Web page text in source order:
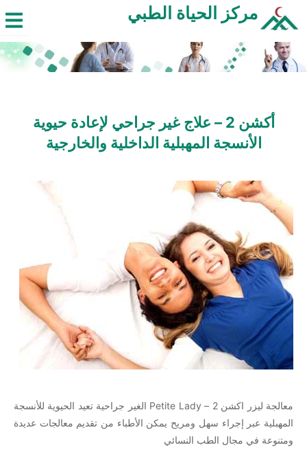
المحتوى
مركز الحياة الطبي
أكشن 2 – علاج غير جراحي لإعادة حيوية
الأنسجة المهبلية الداخلية والخارجية
معالجة ليزر اكشن 2 – Petite Lady الغير جراحية تعيد الحيوية للأنسجة
المهبلية عبر إجراء سهل ومريح يمكن الأطباء من تقديم معالجات عديدة
ومتنوعة في مجال الطب النسائي